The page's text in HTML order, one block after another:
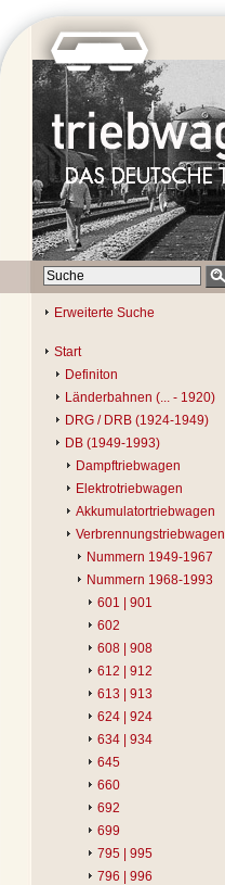
Erweiterte Suche
Start
Definiton
Länderbahnen (... - 1920)
DRG / DRB (1924-1949)
DB (1949-1993)
Dampftriebwagen
Elektrotriebwagen
Akkumulatortriebwagen
Verbrennungstriebwagen
Nummern 1949-1967
Nummern 1968-1993
601 | 901
602
608 | 908
612 | 912
613 | 913
624 | 924
634 | 934
645
660
692
699
795 | 995
796 | 996